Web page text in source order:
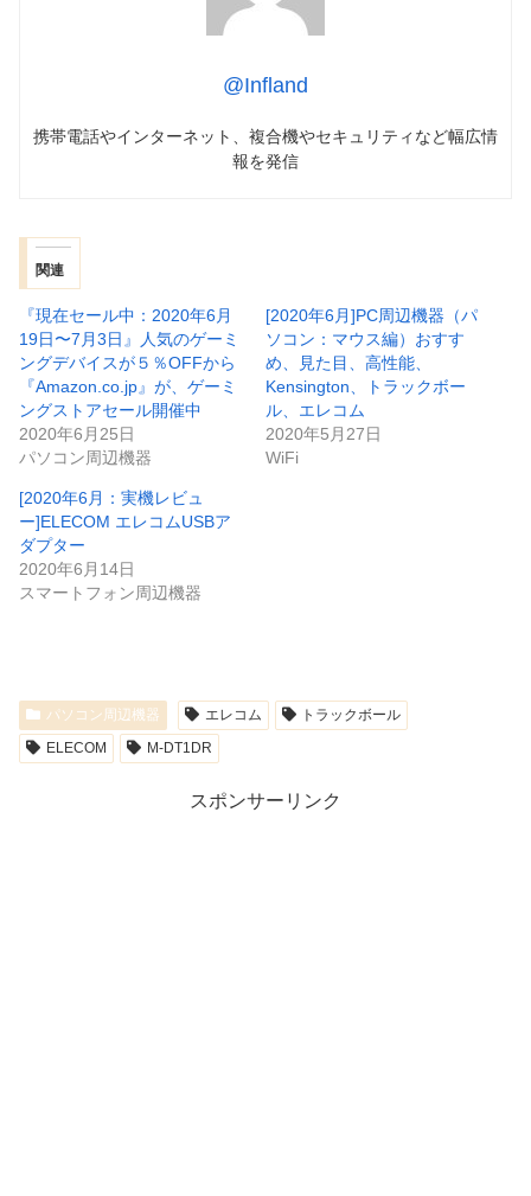
@Infland
携帯電話やインターネット、複合機やセキュリティなど幅広情
報を発信
関連
『現在セール中：2020年6月
19日〜7月3日』人気のゲーミ
ングデバイスが５％OFFから
『Amazon.co.jp』が、ゲーミ
ングストアセール開催中
2020年6月25日
パソコン周辺機器
[2020年6月]PC周辺機器（パ
ソコン：マウス編）おすす
め、見た目、高性能、
Kensington、トラックボー
ル、エレコム
2020年5月27日
WiFi
[2020年6月：実機レビュ
ー]ELECOM エレコムUSBア
ダプター
2020年6月14日
スマートフォン周辺機器
パソコン周辺機器 エレコム
トラックボール
ELECOM
M-DT1DR
スポンサーリンク